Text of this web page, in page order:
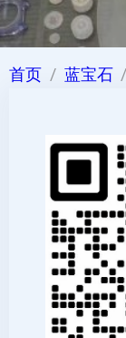
首页 蓝宝石